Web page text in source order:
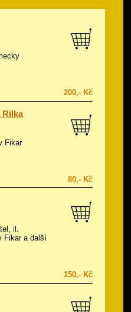
200,- Kč
Rilka
Fikar
80,- Kč
il.
Fikar a další
150,- Kč